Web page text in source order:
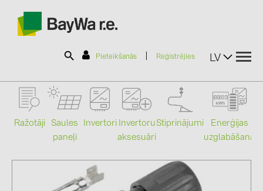
Pieteikšanās Reģistrējies LV
SOLAR-PLANIT
Ražotāji
Saules
paneļi
Invertori Invertoru
aksesuāri
Stiprinājumi
Enerģijas
uzglabāšana